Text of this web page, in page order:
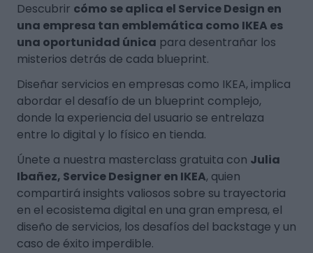
Descubrir cómo se aplica el Service Design en
una empresa tan emblemática como IKEA es
una oportunidad única para desentrañar los
misterios detrás de cada blueprint.
Diseñar servicios en empresas como IKEA, implica
abordar el desafío de un blueprint complejo,
donde la experiencia del usuario se entrelaza
entre lo digital y lo físico en tienda.
Únete a nuestra masterclass gratuita con Julia
Ibañez, Service Designer en IKEA, quien
compartirá insights valiosos sobre su trayectoria
en el ecosistema digital en una gran empresa, el
diseño de servicios, los desafíos del backstage y un
caso de éxito imperdible.